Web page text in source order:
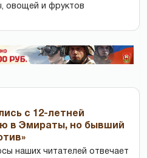
овощей и фруктов
с 12-летней
в Эмираты, но бывший
наших читателей отвечает